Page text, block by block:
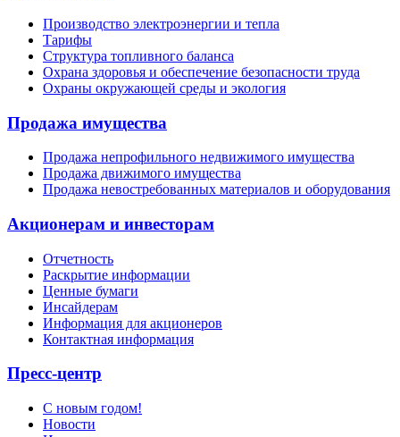
Производство электроэнергии и тепла
Тарифы
Структура топливного баланса
Охрана здоровья и обеспечение безопасности труда
Охраны окружающей среды и экология
Продажа имущества
Продажа непрофильного недвижимого имущества
Продажа движимого имущества
Продажа невостребованных материалов и оборудования
Акционерам и инвесторам
Отчетность
Раскрытие информации
Ценные бумаги
Инсайдерам
Информация для акционеров
Контактная информация
Пресс-центр
С новым годом!
Новости